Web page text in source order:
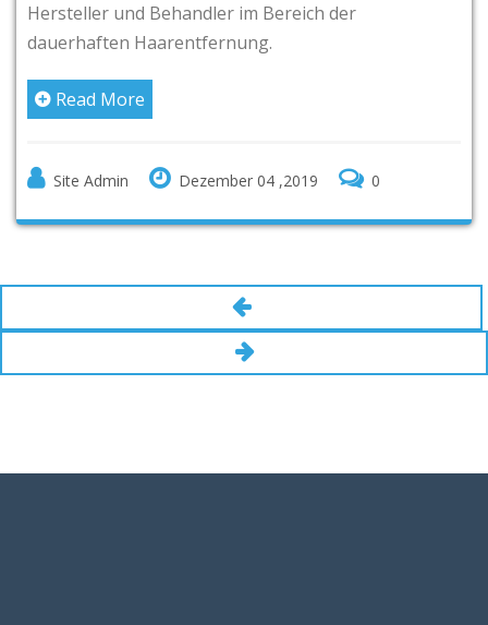
Hersteller und Behandler im Bereich der
dauerhaften Haarentfernung.
Read More
Site Admin Dezember 04 ,2019 0